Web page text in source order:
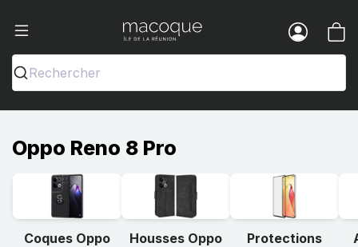
Ma Coque - Coques et Accessoires
Rechercher
Oppo Reno 8 Pro
Coques Oppo
Housses Oppo
Protections